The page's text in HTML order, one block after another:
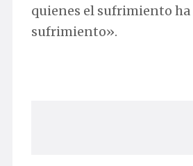
quienes el sufrimiento ha
sufrimiento».